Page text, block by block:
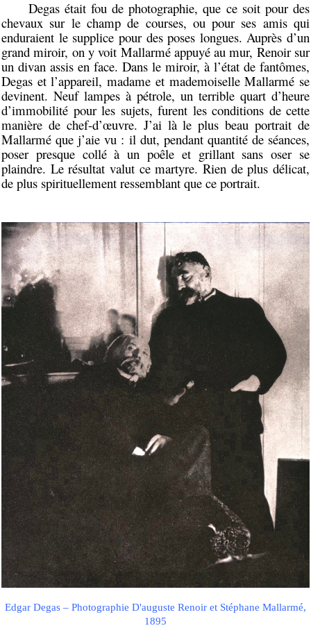
Degas était fou de photographie, que ce soit pour des
chevaux sur le champ de courses, ou pour ses amis qui
enduraient le supplice pour des poses longues. Auprès d’un
grand miroir, on y voit Mallarmé appuyé au mur, Renoir sur
un divan assis en face. Dans le miroir, à l’état de fantômes,
Degas et l’appareil, madame et mademoiselle Mallarmé se
devinent. Neuf lampes à pétrole, un terrible quart d’heure
d’immobilité pour les sujets, furent les conditions de cette
manière de chef-d’œuvre. J’ai là le plus beau portrait de
Mallarmé que j’aie vu : il dut, pendant quantité de séances,
poser presque collé à un poêle et grillant sans oser se
plaindre. Le résultat valut ce martyre. Rien de plus délicat,
de plus spirituellement ressemblant que ce portrait.
Edgar Degas – Photographie D'auguste Renoir et Stéphane Mallarmé,
1895